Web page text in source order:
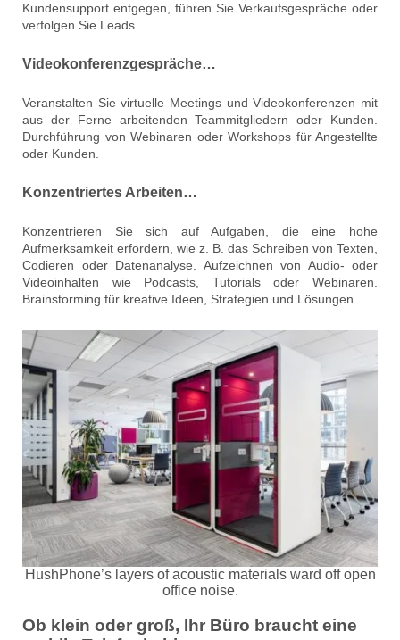
Kundensupport entgegen, führen Sie Verkaufsgespräche oder
verfolgen Sie Leads.
Videokonferenzgespräche…
Veranstalten Sie virtuelle Meetings und Videokonferenzen mit
aus der Ferne arbeitenden Teammitgliedern oder Kunden.
Durchführung von Webinaren oder Workshops für Angestellte
oder Kunden.
Konzentriertes Arbeiten…
Konzentrieren Sie sich auf Aufgaben, die eine hohe
Aufmerksamkeit erfordern, wie z. B. das Schreiben von Texten,
Codieren oder Datenanalyse. Aufzeichnen von Audio- oder
Videoinhalten wie Podcasts, Tutorials oder Webinaren.
Brainstorming für kreative Ideen, Strategien und Lösungen.
HushPhone’s layers of acoustic materials ward off open
office noise.
Ob klein oder groß, Ihr Büro braucht eine